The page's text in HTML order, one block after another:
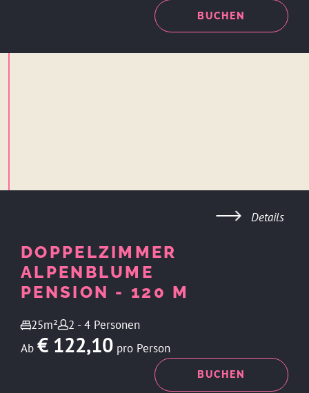
BUCHEN
DOPPELZIMMER
ALPENBLUME
PENSION - 120 M
25m²
2 - 4 Personen
Ab € 122,10 pro Person
BUCHEN
Details